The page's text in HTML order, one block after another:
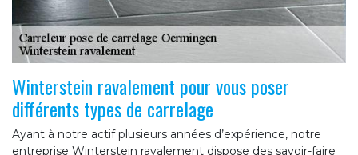
Winterstein ravalement pour vous poser
différents types de carrelage
Ayant à notre actif plusieurs années d’expérience, notre
entreprise Winterstein ravalement dispose des savoir-faire